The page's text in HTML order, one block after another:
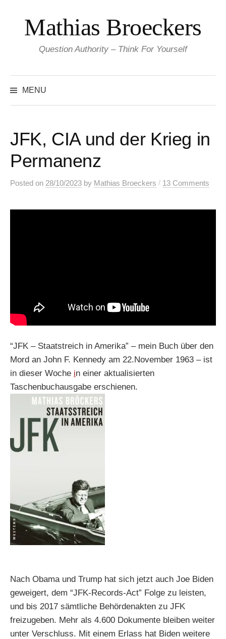
content
Mathias Broeckers
Question Authority – Think For Yourself
MENU
JFK, CIA und der Krieg in
Permanenz
Posted on 28/10/2023 by Mathias Broeckers / 13 Comments
“JFK – Staatstreich in Amerika” – mein Buch über den
Mord an John F. Kennedy am 22.November 1963 – ist
in dieser Woche in einer aktualisierten
Taschenbuchausgabe erschienen.
Nach Obama und Trump hat sich jetzt auch Joe Biden
geweigert, dem “JFK-Records-Act” Folge zu leisten,
und bis 2017 sämtliche Behördenakten zu JFK
freizugeben. Mehr als 4.600 Dokumente bleiben weiter
unter Verschluss. Mit einem Erlass hat Biden weitere